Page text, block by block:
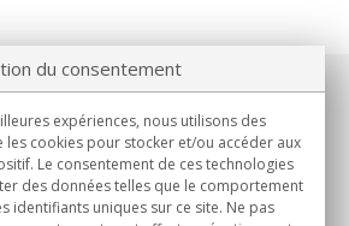
du consentement
expériences, nous utilisons des
les cookies pour stocker et/ou accéder aux
Le consentement de ces technologies
des données telles que le comportement
identifiants uniques sur ce site. Ne pas